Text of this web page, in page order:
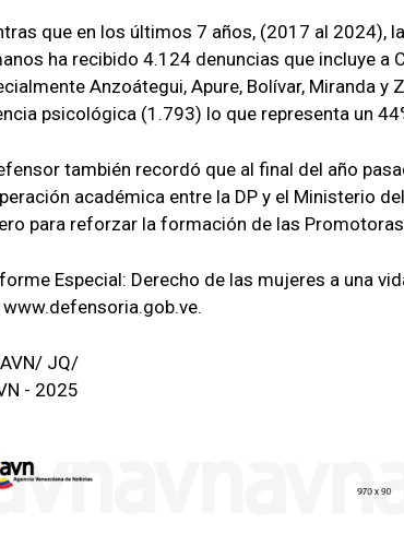
que en los últimos 7 años, (2017 al 2024),
ha recibido 4.124 denuncias que incluye a
Anzoátegui, Apure, Bolívar, Miranda y
psicológica (1.793) lo que representa un
también recordó que al final del año
académica entre la DP y el Ministerio
para reforzar la formación de las
Especial: Derecho de las mujeres a una
JQ/
- 2025